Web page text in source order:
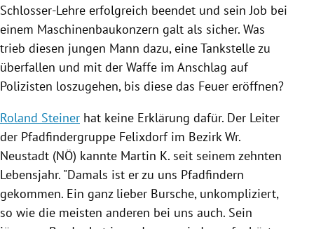
Schlosser-Lehre erfolgreich beendet und sein Job bei
einem Maschinenbaukonzern galt als sicher. Was
trieb diesen jungen Mann dazu, eineTankstellezu
überfallen und mit der Waffe im Anschlag auf
Polizisten loszugehen, bis diese das Feuer eröffnen?
Roland Steiner hat keine Erklärung dafür. Der Leiter
der Pfadfindergruppe Felixdorfim Bezirk Wr.
Neustadt (NÖ) kannte Martin K. seit seinem zehnten
Lebensjahr. "Damals ist er zu uns Pfadfindern
gekommen. Ein ganz lieber Bursche, unkompliziert,
so wie die meisten anderen bei uns auch. Sein